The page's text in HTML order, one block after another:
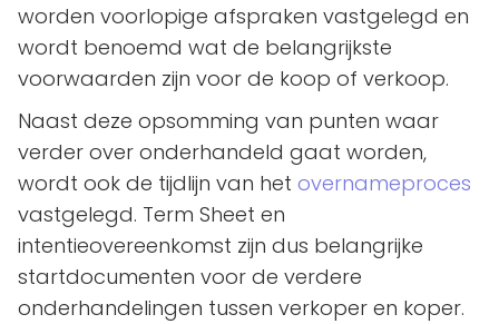
worden voorlopige afspraken vastgelegd en
wordt benoemd wat de belangrijkste
voorwaarden zijn voor de koop of verkoop.
Naast deze opsomming van punten waar
verder over onderhandeld gaat worden,
wordt ook de tijdlijn van het overnameproces
vastgelegd. Term Sheet en
intentieovereenkomst zijn dus belangrijke
startdocumenten voor de verdere
onderhandelingen tussen verkoper en koper.